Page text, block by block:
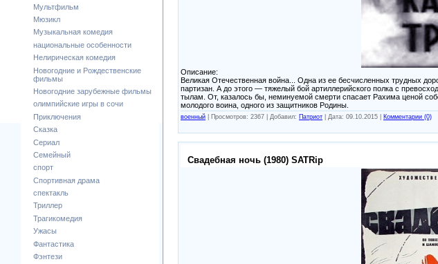
Мультфильм
Мюзикл
Музыкальная комедия
национальные особенности
Нелирическая комедия
Новогодние и Рождественские
фильмы
Новогодние зарубежные фильмы
олимпийские игры в сочи
Приключения
Сказка
Сериал
Семейный
спорт
Спортивная драма
спектакль
Триллер
Трагикомедия
Ужасы
Фантастика
Фэнтези
Описание:
Великая Отечественная война... Одна из ее бесчисленных трудных
партизан. А до этого — тяжелый бой артиллерийского полка с
тылам. От, казалось бы, неминуемой смерти спасает Рахима ценой
молодого воина, одного из защитников Родины.
военный Просмотров: 2367 | Добавил: Патриот Дата: 09.10.2015 Комментарии (0)
Свадебная ночь (1980) SATRip